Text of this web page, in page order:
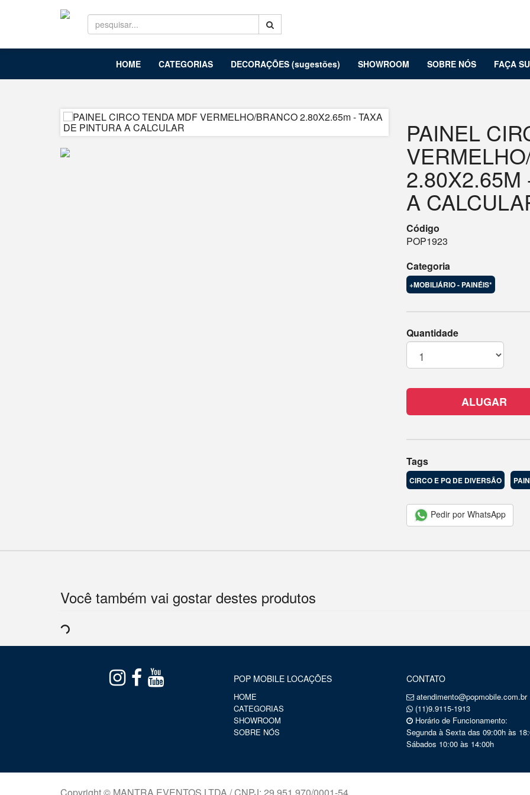
HOME CATEGORIAS DECORAÇÕES (sugestões) SHOWROOM SOBRE NÓS FAÇA
PAINEL
2.80X2.65M
A
Código
POP1923
Categoria
+MOBILIÁRIO - PAINÉIS*
Quantidade
ALUGAR
Tags
CIRCO E PQ DE DIVERSÃO
Pedir por WhatsApp
Você também vai gostar destes produtos
POP MOBILE LOCAÇÕES
HOME
CATEGORIAS
SHOWROOM
SOBRE NÓS
CONTATO
atendimento@popmobile.com.br
(11)9.9115-1913
Horário de Funcionamento:
Segunda à Sexta das 09:00h às
Sábados 10:00 às 14:00h